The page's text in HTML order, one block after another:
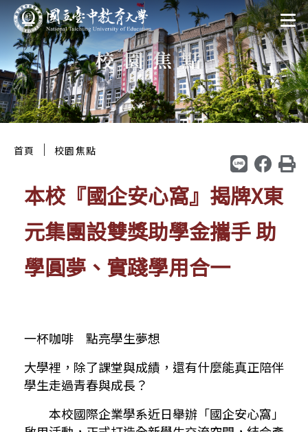
跳
至
主
要
區
:::
校園焦點
首頁 ｜ 校園焦點
本校『國企安心窩』揭牌X東
元集團設雙獎助學金攜手 助
學圓夢、實踐學用合一
一杯咖啡 點亮學生夢想
大學裡，除了課堂與成績，還有什麼能真正陪伴
學生走過青春與成長？
本校國際企業學系近日舉辦「國企安心窩」